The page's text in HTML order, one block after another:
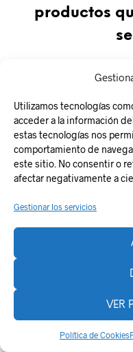
Utilizamos tecnologías
acceder a la información
estas tecnologías nos
comportamiento de
este sitio. No consentir o
afectar negativamente a
Gestionar los servicios
VER
Política de Cookies
productos
Plan de